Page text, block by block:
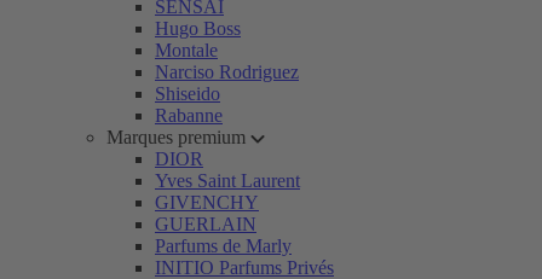
SENSAI
Hugo Boss
Montale
Narciso Rodriguez
Shiseido
Rabanne
Marques premium
DIOR
Yves Saint Laurent
GIVENCHY
GUERLAIN
Parfums de Marly
INITIO Parfums Privés